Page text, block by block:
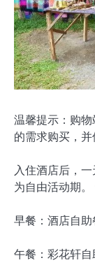
温馨提示：购
的需求购买，并
入住酒店后，
为自由活动期。
早餐：酒店自助
午餐：彩花轩